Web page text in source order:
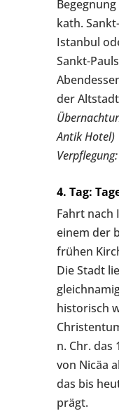
kath.
Istanbul
Sankt-
der
Antik Hotel)
Verpflegung:
4. Tag:
Fahrt nach
einem der
frühen
Die Stadt
historisch
n. Chr. das
von Nicäa
das bis
prägt.